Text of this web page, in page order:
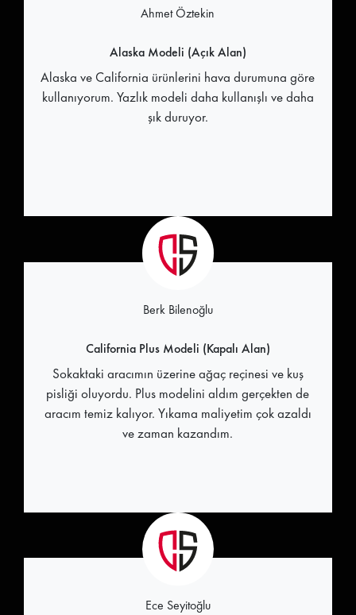
Ahmet Öztekin
Alaska Modeli (Açık Alan)
Alaska ve California ürünlerini hava durumuna göre
kullanıyorum. Yazlık modeli daha kullanışlı ve daha
şık duruyor.
Berk Bilenoğlu
California Plus Modeli (Kapalı Alan)
Sokaktaki aracımın üzerine ağaç reçinesi ve kuş
pisliği oluyordu. Plus modelini aldım gerçekten de
aracım temiz kalıyor. Yıkama maliyetim çok azaldı
ve zaman kazandım.
Ece Seyitoğlu